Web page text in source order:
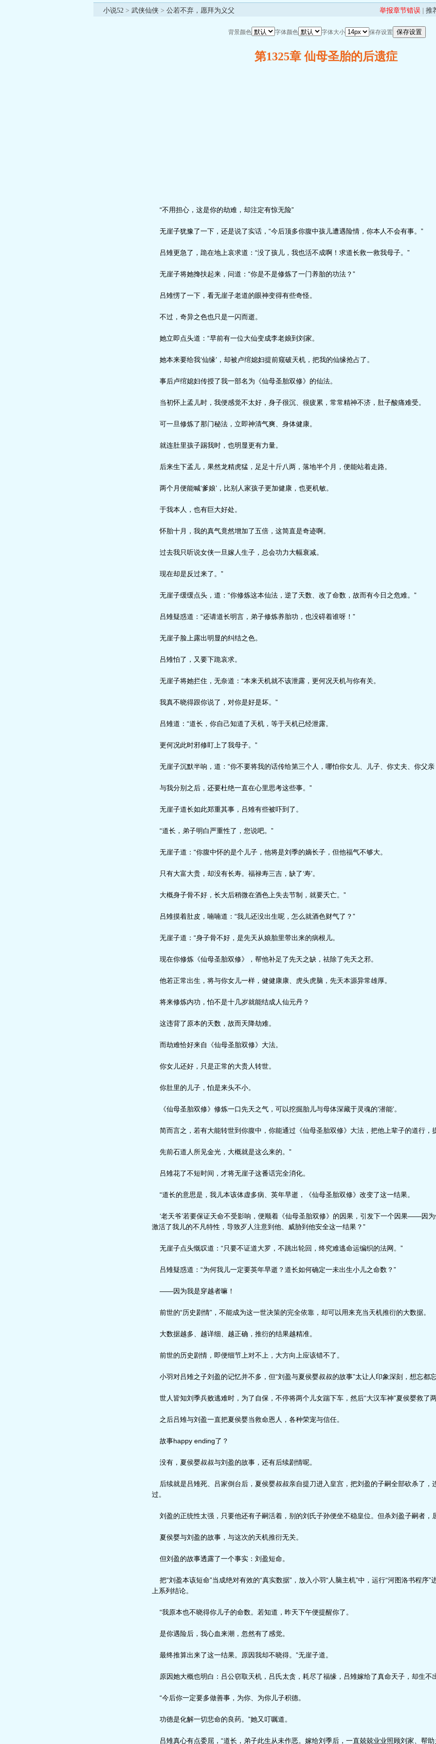
小说52 > 武侠仙侠 > 公若不弃，愿拜为义父 举报章节错误 推
背景颜色 字体颜色 字体大小 保存设置
第1325章 仙母圣胎的后遗症
“不用担心，这是你的劫难，却注定有惊无险”
无崖子犹豫了一下，还是说了实话，“今后顶多你腹中孩儿遭遇险情，你本人不会有事。”
吕雉更急了，跪在地上哀求道：“没了孩儿，我也活不成啊！求道长救一救我母子。”
无崖子将她搀扶起来，问道：“你是不是修炼了一门养胎的功法？”
吕雉愣了一下，看无崖子老道的眼神变得有些奇怪。
不过，奇异之色也只是一闪而逝。
她立即点头道：“早前有一位大仙变成李老娘到刘家。
她本来要给我‘仙缘’，却被卢绾媳妇提前窥破天机，把我的仙缘抢占了。
事后卢绾媳妇传授了我一部名为《仙母圣胎双修》的仙法。
当初怀上孟儿时，我便感觉不太好，身子很沉、很疲累，常常精神不济，肚子酸痛难受。
可一旦修炼了那门秘法，立即神清气爽、身体健康。
就连肚里孩子踢我时，也明显更有力量。
后来生下孟儿，果然龙精虎猛，足足十斤八两，落地半个月，便能站着走路。
两个月便能喊‘爹娘’，比别人家孩子更加健康，也更机敏。
于我本人，也有巨大好处。
怀胎十月，我的真气竟然增加了五倍，这简直是奇迹啊。
过去我只听说女侠一旦嫁人生子，总会功力大幅衰减。
现在却是反过来了。”
无崖子缓缓点头，道：“你修炼这本仙法，逆了天数、改了命数，故而有今日之危难。”
吕雉疑惑道：“还请道长明言，弟子修炼养胎功，也没碍着谁呀！”
无崖子脸上露出明显的纠结之色。
吕雉怕了，又要下跪哀求。
无崖子将她拦住，无奈道：“本来天机就不该泄露，更何况天机与你有关。
我真不晓得跟你说了，对你是好是坏。”
吕雉道：“道长，你自己知道了天机，等于天机已经泄露。
更何况此时邪修盯上了我母子。”
无崖子沉默半响，道：“你不要将我的话传给第三个人，哪怕你女儿、儿子、你丈夫、你父亲
与我分别之后，还要杜绝一直在心里思考这些事。”
无崖子道长如此郑重其事，吕雉有些被吓到了。
“道长，弟子明白严重性了，您说吧。”
无崖子道：“你腹中怀的是个儿子，他将是刘季的嫡长子，但他福气不够大。
只有大富大贵，却没有长寿。福禄寿三吉，缺了‘寿’。
大概身子骨不好，长大后稍微在酒色上失去节制，就要夭亡。”
吕雉摸着肚皮，喃喃道：“我儿还没出生呢，怎么就酒色财气了？”
无崖子道：“身子骨不好，是先天从娘胎里带出来的病根儿。
现在你修炼《仙母圣胎双修》，帮他补足了先天之缺，祛除了先天之邪。
他若正常出生，将与你女儿一样，健健康康、虎头虎脑，先天本源异常雄厚。
将来修炼内功，怕不是十几岁就能结成人仙元丹？
这违背了原本的天数，故而天降劫难。
而劫难恰好来自《仙母圣胎双修》大法。
你女儿还好，只是正常的大贵人转世。
你肚里的儿子，怕是来头不小。
《仙母圣胎双修》修炼一口先天之气，可以挖掘胎儿与母体深藏于灵魂的‘潜能’。
简而言之，若有大能转世到你腹中，你能通过《仙母圣胎双修》大法，把他上辈子的道行，
先前石道人所见金光，大概就是这么来的。”
吕雉花了不短时间，才将无崖子这番话完全消化。
“道长的意思是，我儿本该体虚多病、英年早逝，《仙母圣胎双修》改变了这一结果。
‘老天爷’若要保证天命不受影响，便顺着《仙母圣胎双修》的因果，引发下一个因果——因
激活了我儿的不凡特性，导致歹人注意到他、威胁到他安全这一结果？”
无崖子点头慨叹道：“只要不证道大罗，不跳出轮回，终究难逃命运编织的法网。”
吕雉疑惑道：“为何我儿一定要英年早逝？道长如何确定一未出生小儿之命数？”
——因为我是穿越者嘛！
前世的“历史剧情”，不能成为这一世决策的完全依靠，却可以用来充当天机推衍的大数据。
大数据越多、越详细、越正确，推衍的结果越精准。
前世的历史剧情，即便细节上对不上，大方向上应该错不了。
小羽对吕雉之子刘盈的记忆并不多，但“刘盈与夏侯婴叔叔的故事”太让人印象深刻，想忘都忘
世人皆知刘季兵败逃难时，为了自保，不停将两个儿女踹下车，然后“大汉车神”夏侯婴救了两
之后吕雉与刘盈一直把夏侯婴当救命恩人，各种荣宠与信任。
故事happy ending了？
没有，夏侯婴叔叔与刘盈的故事，还有后续剧情呢。
后续就是吕雉死、吕家倒台后，夏侯婴叔叔亲自提刀进入皇宫，把刘盈的子嗣全部砍杀了，
过。
刘盈的正统性太强，只要他还有子嗣活着，别的刘氏子孙便坐不稳皇位。但杀刘盈子嗣者，
夏侯婴与刘盈的故事，与这次的天机推衍无关。
但刘盈的故事透露了一个事实：刘盈短命。
把“刘盈本该短命”当成绝对有效的“真实数据”，放入小羽“人脑主机”中，运行“河图洛书程序”
上系列结论。
“我原本也不晓得你儿子的命数。若知道，昨天下午便提醒你了。
是你遇险后，我心血来潮，忽然有了感觉。
最终推算出来了这一结果。原因我却不晓得。”无崖子道。
原因她大概也明白：吕公窃取天机，吕氏太贪，耗尽了福缘，吕雉嫁给了真命天子，却生不
“今后你一定要多做善事，为你、为你儿子积德。
功德是化解一切悲命的良药。”她又叮嘱道。
吕雉真心有点委屈，“道长，弟子此生从未作恶。嫁给刘季后，一直兢兢业业照顾刘家、帮助